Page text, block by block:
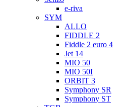
e-riva
SYM
ALLO
FIDDLE 2
Fiddle 2 euro 4
Jet 14
MIO 50
MIO 50I
ORBIT 3
Symphony SR
Symphony ST